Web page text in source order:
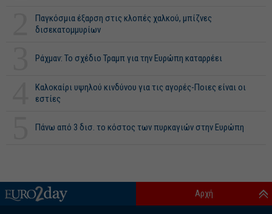
Παγκόσμια έξαρση στις κλοπές χαλκού, μπίζνες
δισεκατομμυρίων
Ράχμαν: Το σχέδιο Τραμπ για την Ευρώπη καταρρέει
Καλοκαίρι υψηλού κινδύνου για τις αγορές-Ποιες είναι οι
εστίες
Πάνω από 3 δισ. το κόστος των πυρκαγιών στην Ευρώπη
Αρχή